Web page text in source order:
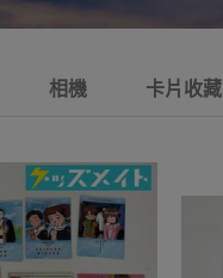
相機 卡片收藏